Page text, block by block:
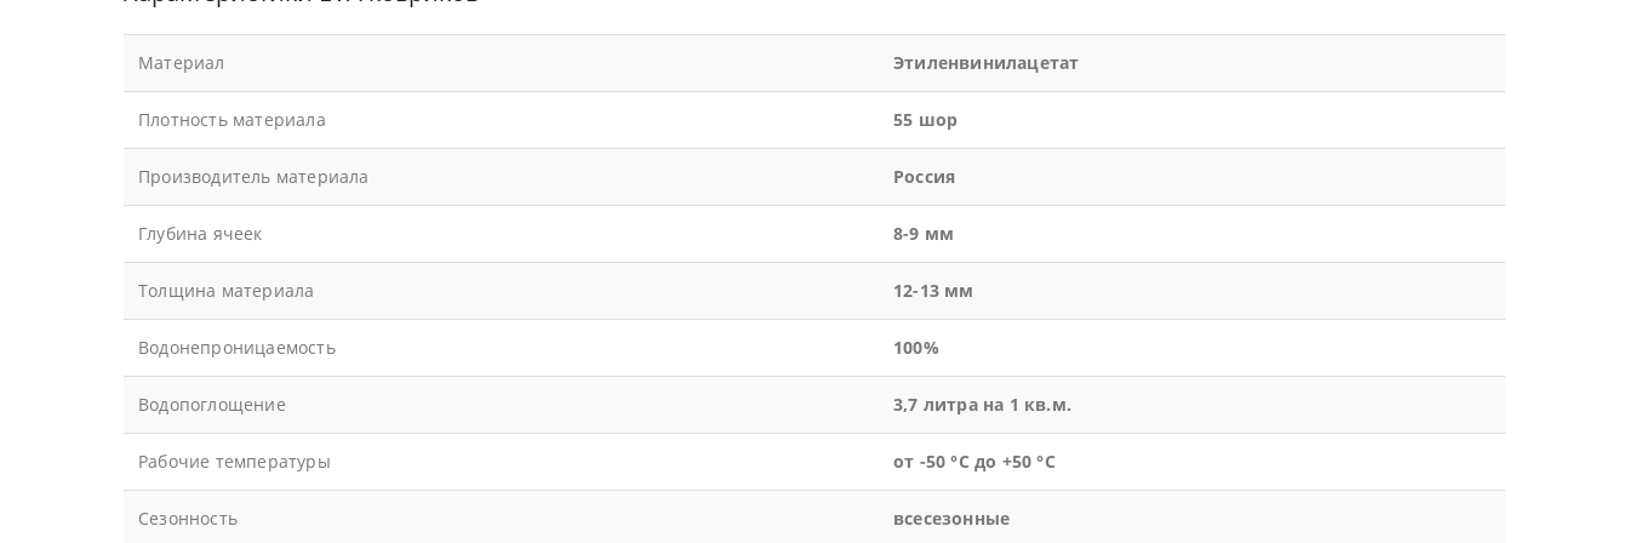
Материал Этиленвинилацетат
Плотность материала 55 шор
Производитель материала Россия
Глубина ячеек 8-9 мм
Толщина материала 12-13 мм
Водонепроницаемость 100%
Водопоглощение 3,7 литра на 1 кв.м.
Рабочие температуры от -50 °С до +50 °С
Сезонность всесезонные